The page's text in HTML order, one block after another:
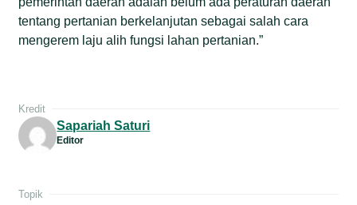
tentang pertanian berkelanjutan sebagai salah cara
mengerem laju alih fungsi lahan pertanian.”
Kredit
Sapariah Saturi
Editor
Topik